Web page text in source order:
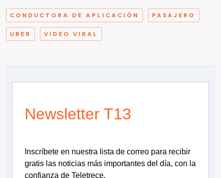
CONDUCTORA DE APLICACIÓN PASAJERO
UBER VIDEO VIRAL
Newsletter T13
Inscríbete en nuestra lista de correo para recibir
gratis las noticias más importantes del día, con la
confianza de Teletrece.